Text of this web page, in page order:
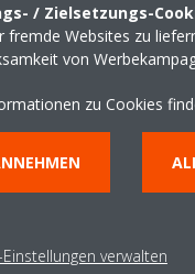
/ Zielsetzungs-
fremde Websites zu
von
zu Cookies
verwalten